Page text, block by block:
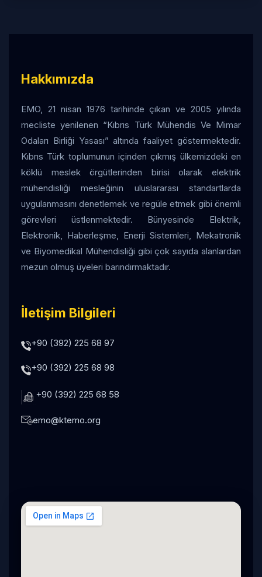
Hakkımızda
EMO, 21 nisan 1976 tarihinde çıkan ve 2005 yılında
mecliste yenilenen “Kıbrıs Türk Mühendis Ve Mimar
Odaları Birliği Yasası” altında faaliyet göstermektedir.
Kıbrıs Türk toplumunun içinden çıkmış ülkemizdeki en
köklü meslek örgütlerinden birisi olarak elektrik
mühendisliği mesleğinin uluslararası standartlarda
uygulanmasını denetlemek ve regüle etmek gibi önemli
görevleri üstlenmektedir. Bünyesinde Elektrik,
Elektronik, Haberleşme, Enerji Sistemleri, Mekatronik
ve Biyomedikal Mühendisliği gibi çok sayıda alanlardan
mezun olmuş üyeleri barındırmaktadır.
İletişim Bilgileri
+90 (392) 225 68 97
+90 (392) 225 68 98
+90 (392) 225 68 58
emo@ktemo.org